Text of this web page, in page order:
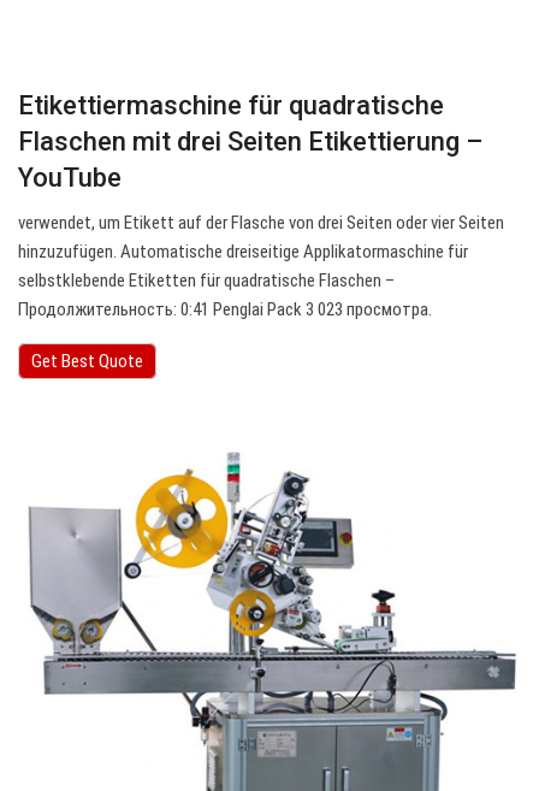
Etikettiermaschine für quadratische
Flaschen mit drei Seiten Etikettierung –
YouTube
verwendet, um Etikett auf der Flasche von drei Seiten oder vier Seiten
hinzuzufügen. Automatische dreiseitige Applikatormaschine für
selbstklebende Etiketten für quadratische Flaschen –
Продолжительность: 0:41 Penglai Pack 3 023 просмотра.
Get Best Quote